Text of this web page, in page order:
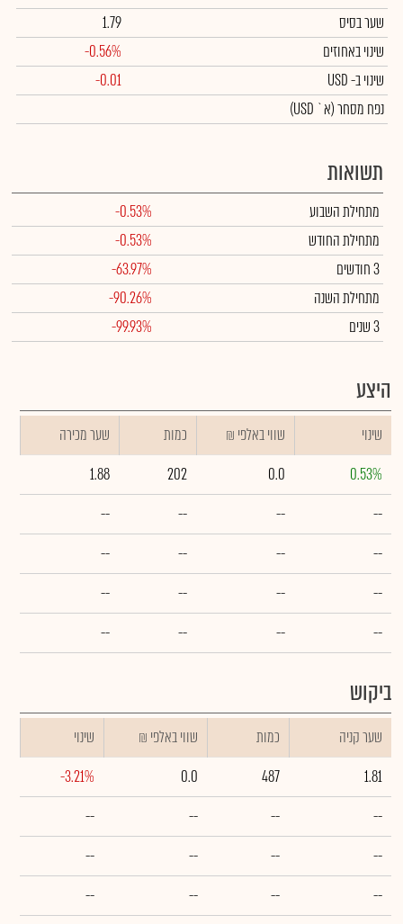
שער בסיס
1.79
שינוי באחוזים
-0.56%
שינויב- USD
-0.01
נפח מסחר(א` USD)
תשואות
מתחילת השבוע
-0.53%
מתחילת החודש
-0.53%
3 חודשים
-63.97%
מתחילת השנה
-90.26%
3 שנים
-99.93%
היצע
שינוי ₪ שווי באלפי כמות
שער מכירה
0.53%
0.0
202
1.88
--
--
--
--
--
--
--
--
--
--
--
--
--
--
--
--
ביקוש
שער קניה כמות ₪ שווי באלפי
שינוי
1.81
487
0.0
-3.21%
--
--
--
--
--
--
--
--
--
--
--
--